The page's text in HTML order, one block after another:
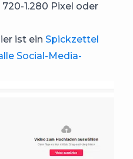
1.280 Pixel oder
ist ein Spickzettel
Social-Media-